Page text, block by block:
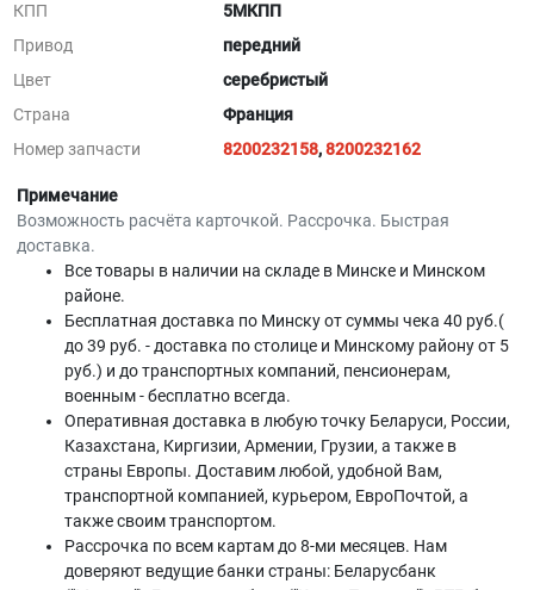
КПП
5МКПП
Привод
передний
Цвет
серебристый
Страна
Франция
Номер запчасти
8200232158,8200232162
Примечание
Возможность расчёта карточкой. Рассрочка. Быстрая
доставка.
Все товары в наличии на складе в Минскe и Минском
районе.
Бесплатная доставка по Минску от суммы чека 40 руб.(
до 39 руб. - доставка по столице и Минскому району от 5
руб.) и до транспортных компаний, пенсионерам,
военным - бесплатно всегда.
Оперативная доставка в любую точку Беларуси, России,
Казахстана, Киргизии, Армении, Грузии, а также в
страны Европы. Доставим любой, удобной Вам,
транспортной компанией, курьером, ЕвроПочтой, а
также своим транспортом.
Рассрочка по всем картам до 8-ми месяцев. Нам
доверяют ведущие банки страны: Беларусбанк